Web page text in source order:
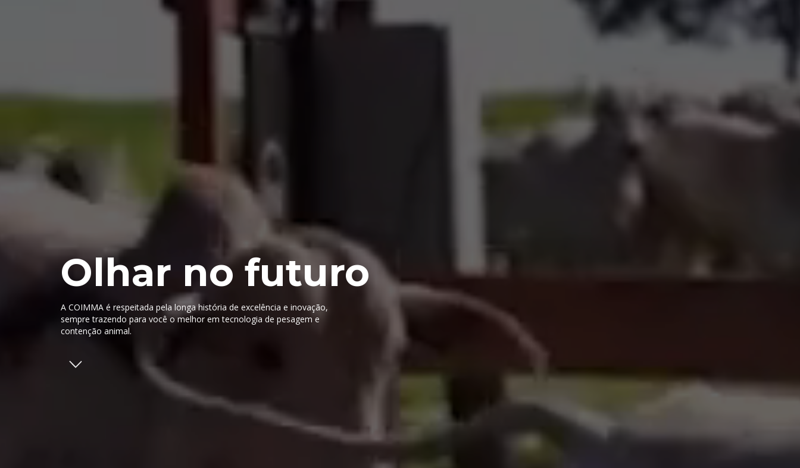
Olhar no futuro
A COIMMA é respeitada pela longa história de excelência e inovação,
sempre trazendo para você o melhor em tecnologia de pesagem e
contenção animal.